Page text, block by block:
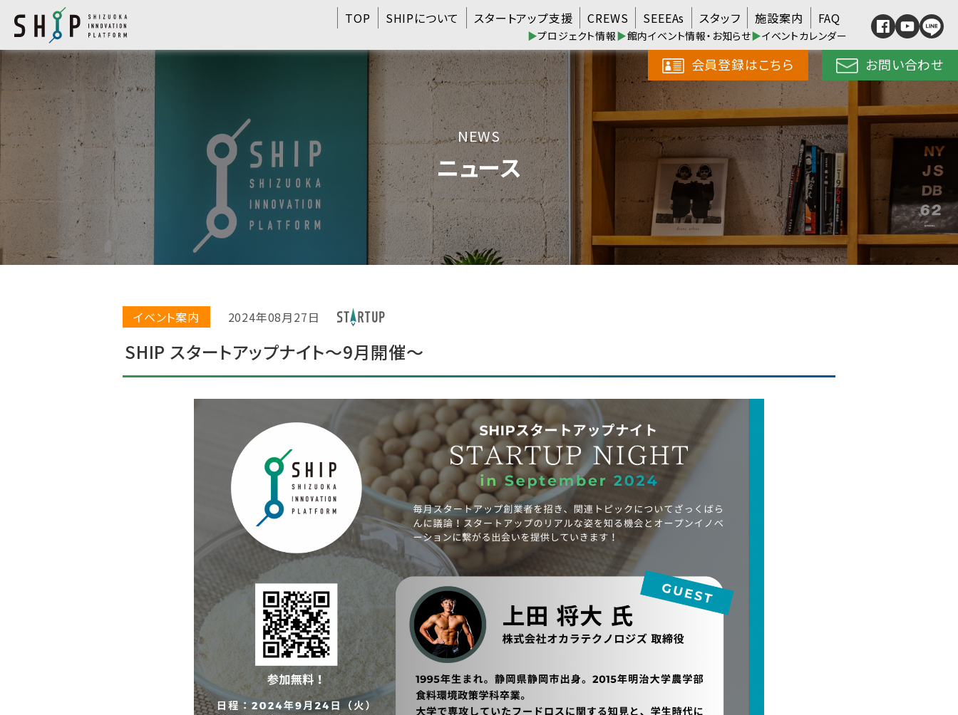
TOP SHIPについて スタートアップ支援 CREWS SEEEAs スタッフ 施設案内 FAQ
▶プロジェクト情報▶館内イベント情報・お知らせ▶イベントカレンダー
会員登録はこちら お問い合わせ
NEWS
ニュース
イベント案内 2024年08月27日
SHIP スタートアップナイト～9月開催～